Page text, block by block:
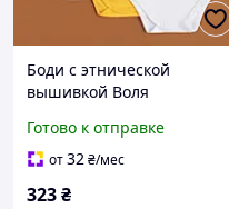
Боди с этнической
вышивкой Воля
для младенцев черное
белое желтое боди 62 68
Готово к отправке
от32₴/мес
323₴